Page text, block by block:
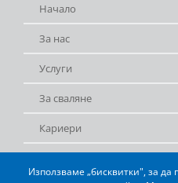
Използваме „бисквитки", за
Начало
За нас
Услуги
За сваляне
Кариери